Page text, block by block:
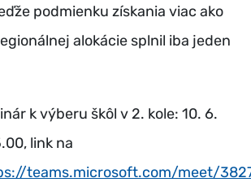
podmienku získania viac ako
alokácie splnil iba jeden
k výberu škôl v 2. kole: 10. 6.
link na
teams.microsoft.com/meet/